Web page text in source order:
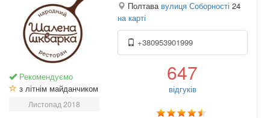
Рекомендуємо
з літнім майданчиком
Листопад 2018
Полтава вулиця Соборності 24
на карті
+380953901999
647
відгуків